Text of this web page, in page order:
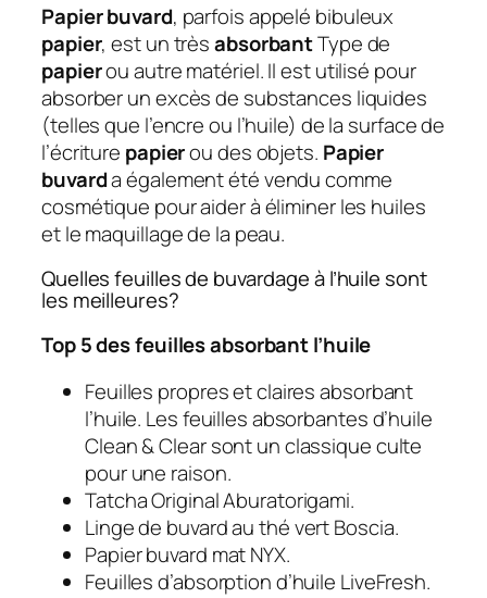
Papier buvard, parfois appelé bibuleux
papier, est un trèsabsorbantType de
papierou autre matériel. Il est utilisé pour
absorber un excès de substances liquides
(telles que l’encre ou l’huile) de la surface de
l’écriture papierou des objets. Papier
buvarda également été vendu comme
cosmétique pour aider à éliminer les huiles
et le maquillage de la peau.
Quelles feuilles de buvardage à l’huile sont
les meilleures?
Top 5 des feuilles absorbant l’huile
Feuilles propres et claires absorbant
l’huile. Les feuilles absorbantes d’huile
Clean & Clear sont un classique culte
pour une raison.
Tatcha Original Aburatorigami.
Linge de buvard au thé vert Boscia.
Papier buvard mat NYX.
Feuilles d’absorption d’huile LiveFresh.